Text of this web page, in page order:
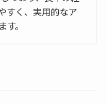
すく、実用的なア
。